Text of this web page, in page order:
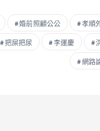
婚前照顧公公 孝順
把屎把尿 李運慶
網路